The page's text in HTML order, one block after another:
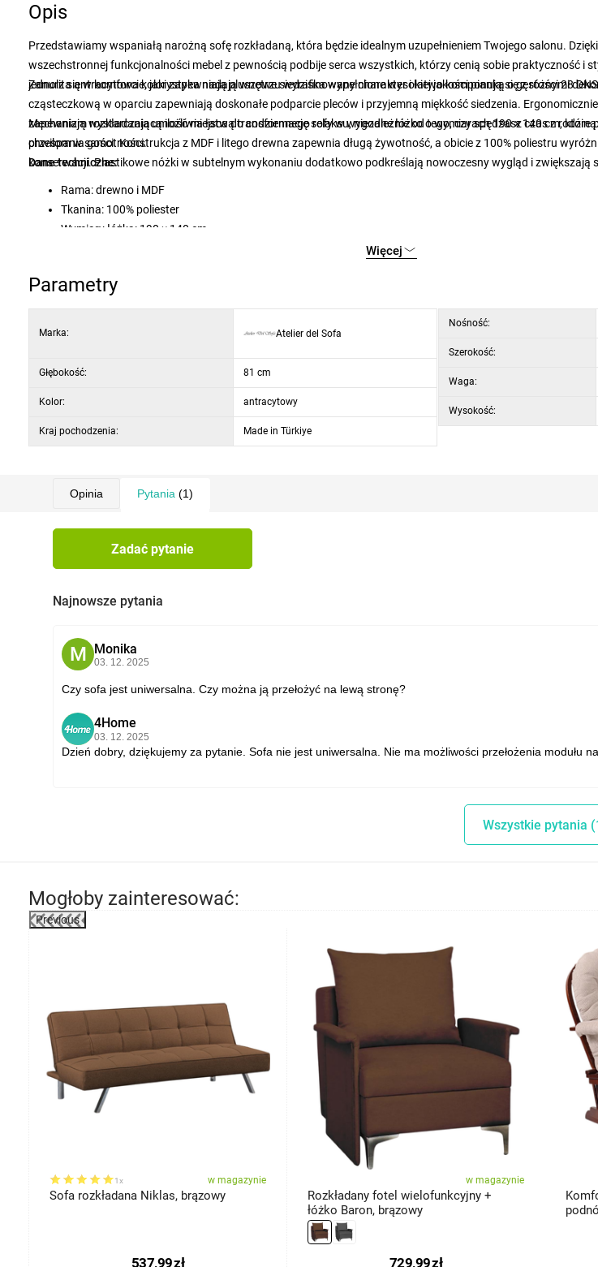
Opis
Przedstawiamy wspaniałą narożną sofę rozkładaną, która będzie idealnym uzupełnieniem Twojego salonu.
wszechstronnej funkcjonalności mebel z pewnością podbije serca wszystkich, którzy cenią sobie praktyczność i
jednolita antracytowa kolorystyka nadają wnętrzu wyrafinowany charakter i łatwo komponują się z różnymi
Zanurz się w komforcie, jaki zapewniają pluszowe siedziska wypełnione wysokiej jakości pianką o gęstości 28
cząsteczkową w oparciu zapewniają doskonałe podparcie pleców i przyjemną miękkość siedzenia.
zapewniają wystarczającą ilość miejsca do codziennego relaksu, niezależnie od tego, czy spędzasz czas z
chwilom w samotności.
Mechanizm rozkładania umożliwia łatwą transformację sofy w wygodne łóżko o wymiarach 190 × 140 cm, które
przespania gości. Konstrukcja z MDF i litego drewna zapewnia długą żywotność, a obicie z 100% poliestru
konserwacji. Plastikowe nóżki w subtelnym wykonaniu dodatkowo podkreślają nowoczesny wygląd i zwiększają
Dane techniczne:
Rama: drewno i MDF
Tkanina: 100% poliester
Wymiary łóżka: 190 × 140 cm
Długość siedziska: 195 cm
Wysokość oparcia: 45 cm
Nogi: plastikowe
Pokrowiec: łatwa w czyszczeniu tkanina
Więcej
Parametry
Marka: Atelier del Sofa
Głębokość: 81 cm
Kolor: antracytowy
Kraj pochodzenia: Made in Türkiye
Nośność:
Szerokość:
Waga:
Wysokość:
Opinia Pytania (1)
Zadać pytanie
Najnowsze pytania
M Monika
03. 12. 2025
Czy sofa jest uniwersalna. Czy można ją przełożyć na lewą stronę?
4 4Home
03. 12. 2025
Dzień dobry, dziękujemy za pytanie. Sofa nie jest uniwersalna. Nie ma możliwości przełożenia modułu
Wszystkie pytania
Mogłoby zainteresować:
Previous
1x w magazynie
Sofa rozkładana Niklas, brązowy
537,99zł
w magazynie
Rozkładany fotel wielofunkcyjny +
łóżko Baron, brązowy
729,99zł